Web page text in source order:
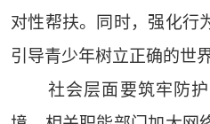
对性帮扶。同时，强化行
引导青少年树立正确的世
社会层面要筑牢防